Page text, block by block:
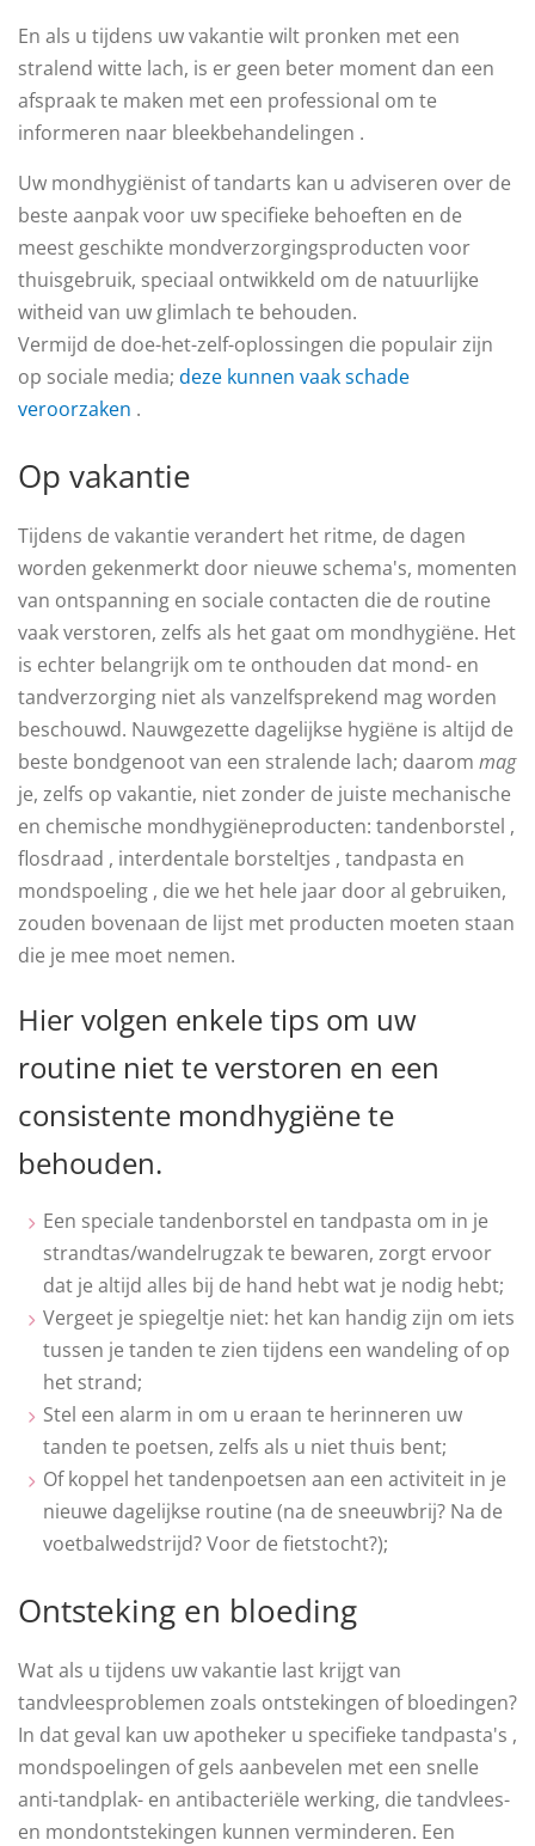
En als u tijdens uw vakantie wilt pronken met een
stralend witte lach, is er geen beter moment dan een
afspraak te maken met een professional om te
informeren naar bleekbehandelingen .
Uw mondhygiënist of tandarts kan u adviseren over de
beste aanpak voor uw specifieke behoeften en de
meest geschikte mondverzorgingsproducten voor
thuisgebruik, speciaal ontwikkeld om de natuurlijke
witheid van uw glimlach te behouden.
Vermijd de doe-het-zelf-oplossingen die populair zijn
op sociale media; deze kunnen vaak schade
veroorzaken .
Op vakantie
Tijdens de vakantie verandert het ritme, de dagen
worden gekenmerkt door nieuwe schema's, momenten
van ontspanning en sociale contacten die de routine
vaak verstoren, zelfs als het gaat om mondhygiëne. Het
is echter belangrijk om te onthouden dat mond- en
tandverzorging niet als vanzelfsprekend mag worden
beschouwd. Nauwgezette dagelijkse hygiëne is altijd de
beste bondgenoot van een stralende lach; daarom mag
je, zelfs op vakantie, niet zonder de juiste mechanische
en chemische mondhygiëneproducten: tandenborstel ,
flosdraad , interdentale borsteltjes , tandpasta en
mondspoeling , die we het hele jaar door al gebruiken,
zouden bovenaan de lijst met producten moeten staan
​​die je mee moet nemen.
Hier volgen enkele tips om uw
routine niet te verstoren en een
consistente mondhygiëne te
behouden.
Een speciale tandenborstel en tandpasta om in je
strandtas/wandelrugzak te bewaren, zorgt ervoor
dat je altijd alles bij de hand hebt wat je nodig hebt;
Vergeet je spiegeltje niet: het kan handig zijn om iets
tussen je tanden te zien tijdens een wandeling of op
het strand;
Stel een alarm in om u eraan te herinneren uw
tanden te poetsen, zelfs als u niet thuis bent;
Of koppel het tandenpoetsen aan een activiteit in je
nieuwe dagelijkse routine (na de sneeuwbrij? Na de
voetbalwedstrijd? Voor de fietstocht?);
Ontsteking en bloeding
Wat als u tijdens uw vakantie last krijgt van
tandvleesproblemen zoals ontstekingen of bloedingen?
In dat geval kan uw apotheker u specifieke tandpasta's ,
mondspoelingen of gels aanbevelen met een snelle
anti-tandplak- en antibacteriële werking, die tandvlees-
en mondontstekingen kunnen verminderen. Een